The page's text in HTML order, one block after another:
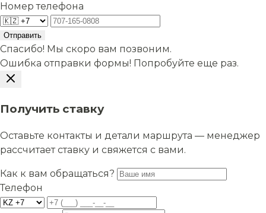
Номер телефона
Отправить
Спасибо! Мы скоро вам позвоним.
Ошибка отправки формы! Попробуйте еще раз.
Получить ставку
Оставьте контакты и детали маршрута — менеджер
рассчитает ставку и свяжется с вами.
Как к вам обращаться?
Телефон